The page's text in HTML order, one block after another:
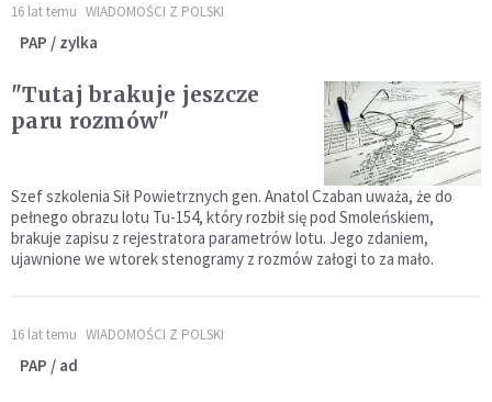
16 lat temu WIADOMOŚCI Z POLSKI
PAP / zylka
"Tutaj brakuje jeszcze
paru rozmów"
Szef szkolenia Sił Powietrznych gen. Anatol Czaban uważa, że do
pełnego obrazu lotu Tu-154, który rozbił się pod Smoleńskiem,
brakuje zapisu z rejestratora parametrów lotu. Jego zdaniem,
ujawnione we wtorek stenogramy z rozmów załogi to za mało.
16 lat temu WIADOMOŚCI Z POLSKI
PAP / ad